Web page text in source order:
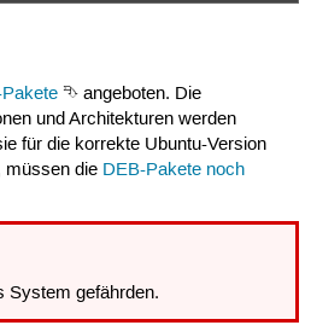
⮷ angeboten. Die
und Architekturen werden
für die korrekte Ubuntu-Version
müssen die DEB-Pakete noch
System gefährden.